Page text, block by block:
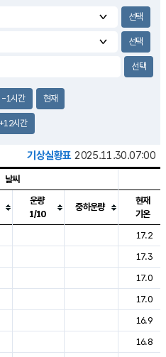
-1시간 현재
+12시간
기상실황표 2025.11.30.07:00
온, 강수, 바람, 기압등을 안내한 표입
날씨
운량
1/10
중하운량
현재
기온
17.2
17.3
17.0
17.0
16.9
16.8